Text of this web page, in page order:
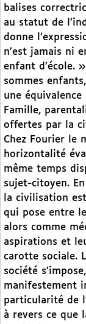
balises
au statut de
donne
n’est jamais ni
enfant d’école.
sommes
une
Famille,
offertes par la
Chez Fourier le
horizontalité
même temps
sujet-citoyen.
la civilisation
qui pose entre
alors comme
aspirations et
carotte sociale.
société
manifestement
particularité de
à revers ce que